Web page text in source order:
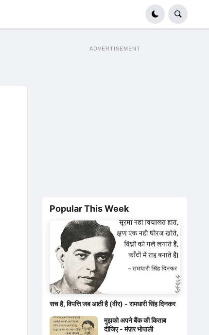
ADVERTISEMENT
Popular This Week
सच है, विपत्ति जब आती है (वीर) - रामधारी सिंह दिनकर
मुझको अपने बैंक की किताब
दीजिए - मंज़र भोपाली